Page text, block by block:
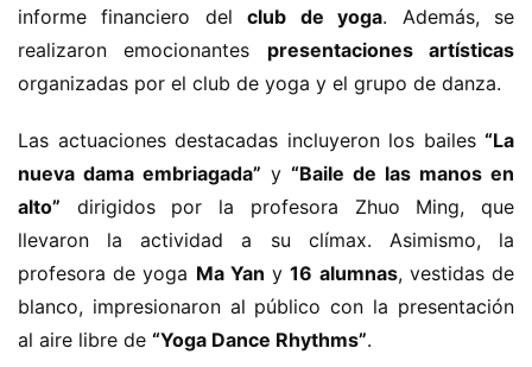
informe financiero del club de yoga. Además, se
realizaron emocionantes presentaciones artísticas
organizadas por el club de yoga y el grupo de danza.
Las actuaciones destacadas incluyeron los bailes “La
nueva dama embriagada” y “Baile de las manos en
alto” dirigidos por la profesora Zhuo Ming, que
llevaron la actividad a su clímax. Asimismo, la
profesora de yoga Ma Yan y 16 alumnas, vestidas de
blanco, impresionaron al público con la presentación
al aire libre de “Yoga Dance Rhythms”.